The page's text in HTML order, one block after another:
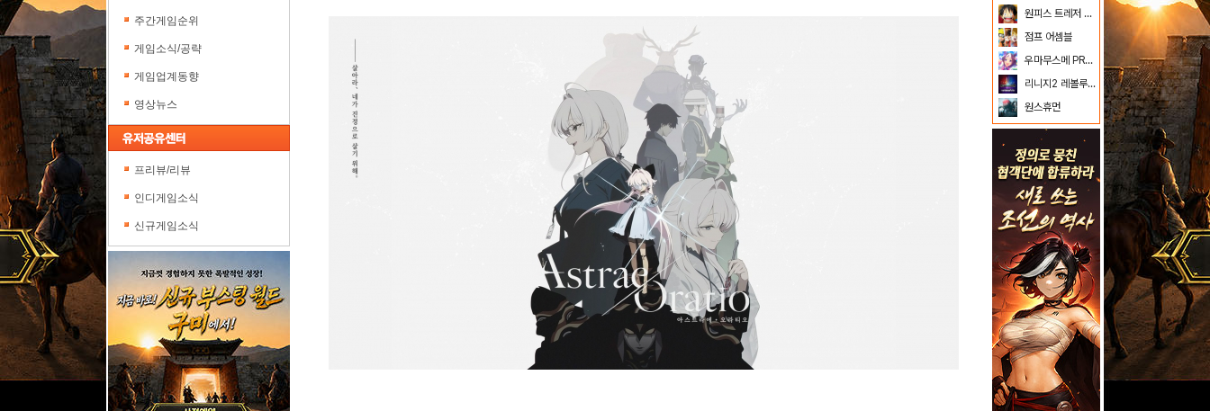
주간게임순위
게임소식/공략
게임업계동향
영상뉴스
프리뷰/리뷰
인디게임소식
신규게임소식
원피스 트레저 크루즈
점프 어셈블
우마무스메 PRETTY DERBY
리니지2 레볼루션
원스휴먼